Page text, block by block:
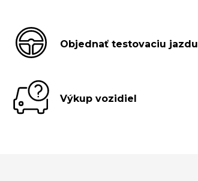
Objednať testovaciu jazdu
Výkup vozidiel